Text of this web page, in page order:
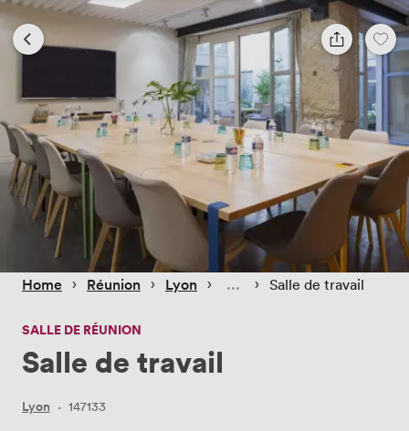
Home › Réunion › Lyon › › Salle de travail
SALLE DE RÉUNION
Salle de travail
Lyon · 147133